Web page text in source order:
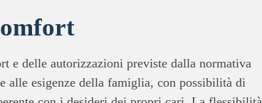
e delle autorizzazioni previste dalla normativa
alle esigenze della famiglia, con possibilità di